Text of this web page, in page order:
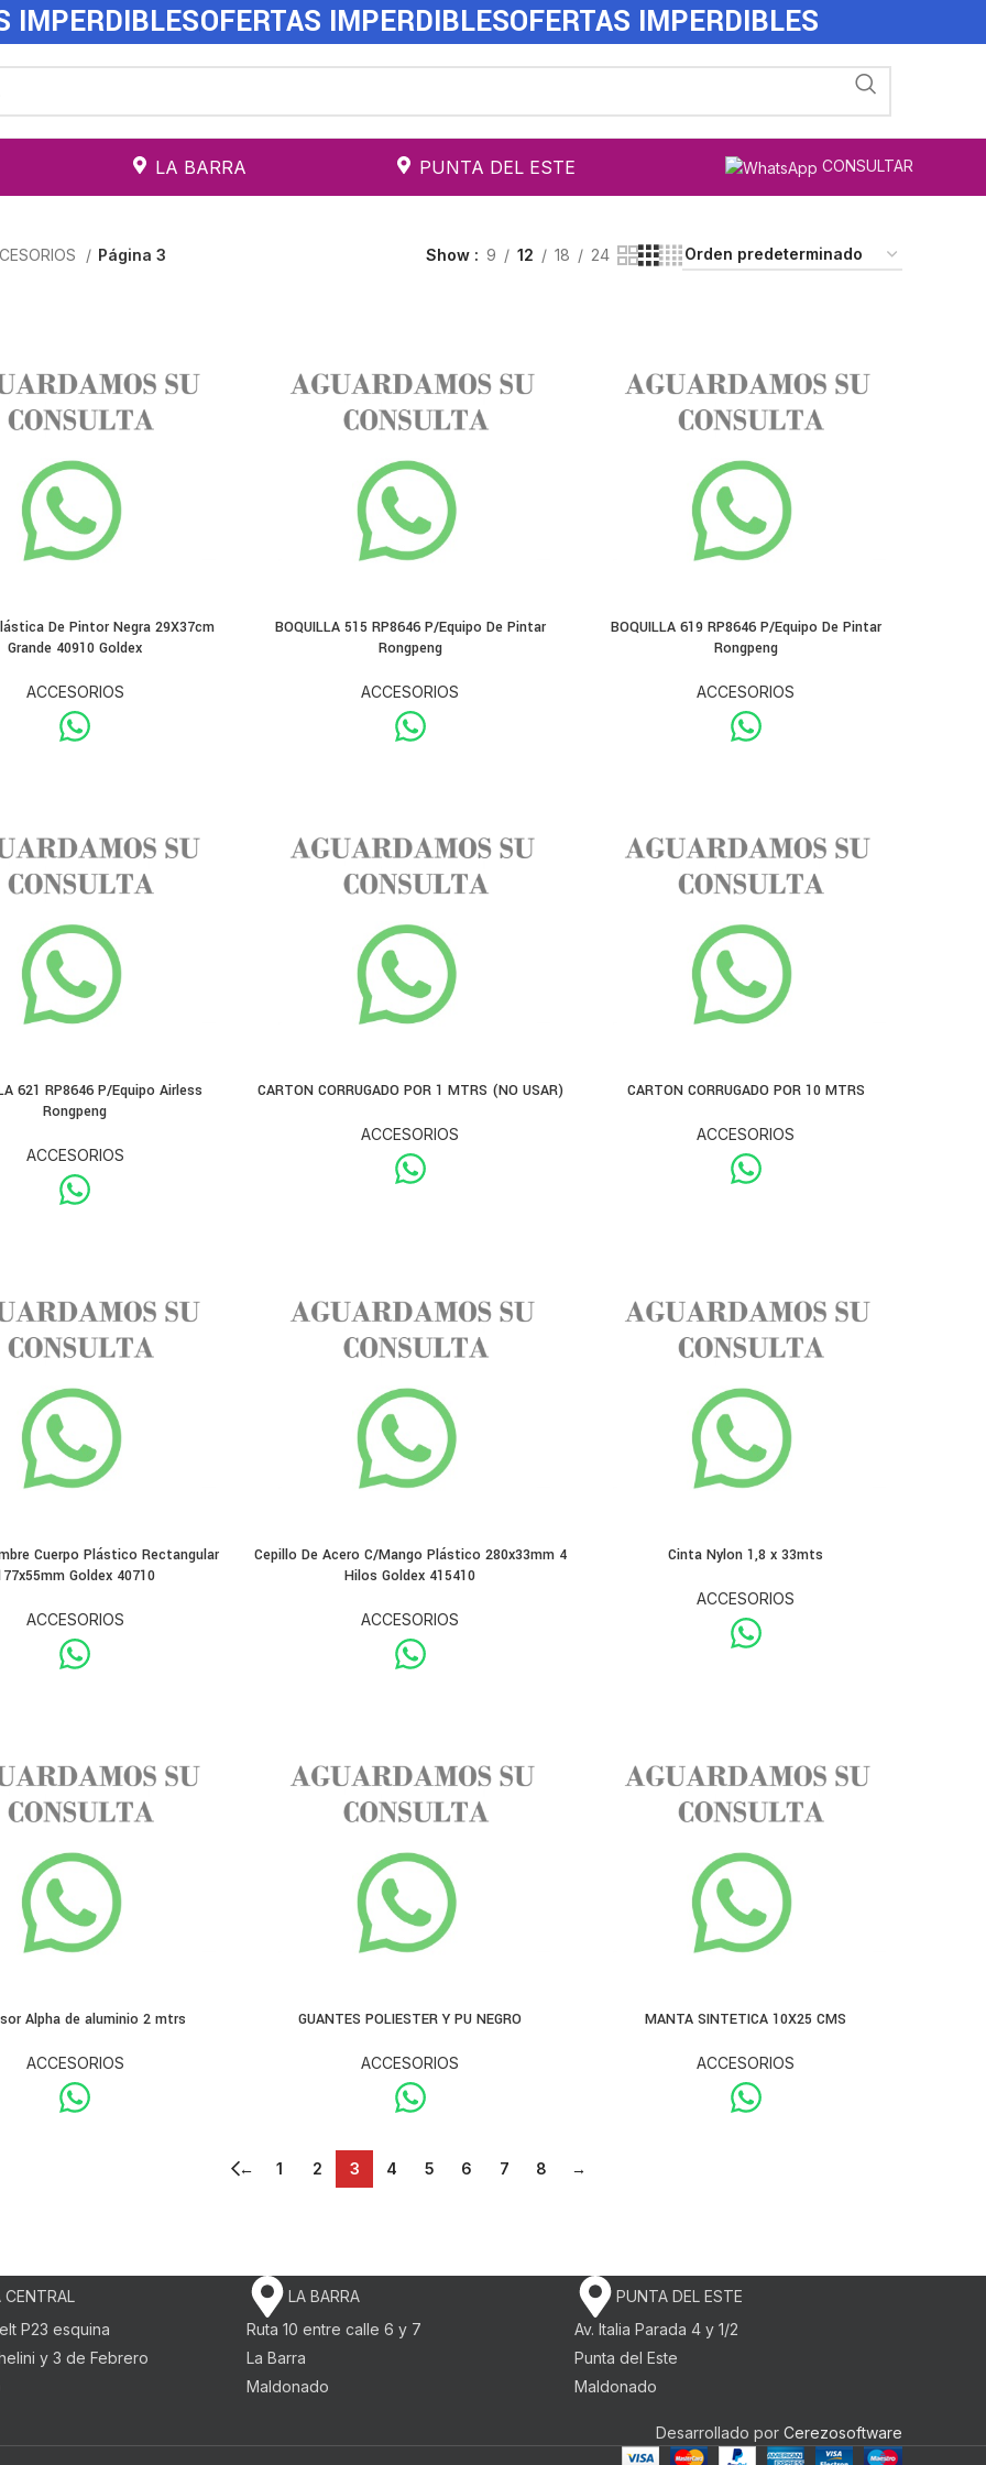
IMPERDIBLESOFERTAS IMPERDIBLESOFERTAS IMPERDIBLES
LA BARRA PUNTA DEL ESTE CONSULTAR
Página 3 Show 9 12 18 24
De Pintor Negra 29X37cm
Grande 40910 Goldex
ACCESORIOS
BOQUILLA 515 RP8646 P/Equipo De Pintar
Rongpeng
ACCESORIOS
BOQUILLA 619 RP8646 P/Equipo De Pintar
Rongpeng
ACCESORIOS
621 RP8646 P/Equipo Airless
Rongpeng
ACCESORIOS
CARTON CORRUGADO POR 1 MTRS (NO USAR)
ACCESORIOS
CARTON CORRUGADO POR 10 MTRS
ACCESORIOS
Cuerpo Plástico Rectangular
Goldex 40710
ACCESORIOS
Cepillo De Acero C/Mango Plástico 280x33mm 4
Hilos Goldex 415410
ACCESORIOS
Cinta Nylon 1,8 x 33mts
ACCESORIOS
Alpha de aluminio 2 mtrs
ACCESORIOS
GUANTES POLIESTER Y PU NEGRO
ACCESORIOS
MANTA SINTETICA 10X25 CMS
ACCESORIOS
← 1 2 3 4 5 6 7 8 →
CENTRAL
P23 esquina
y 3 de Febrero​
LA BARRA
Ruta 10 entre calle 6 y 7
La Barra
Maldonado
PUNTA DEL ESTE
Av. Italia Parada 4 y 1/2
Punta del Este
Maldonado
Desarrollado por Cerezosoftware